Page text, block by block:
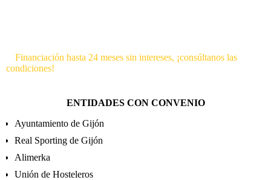
Financiación hasta 24 meses sin intereses, ¡consúltanos las
condiciones!
ENTIDADES CON CONVENIO
Ayuntamiento de Gijón
Real Sporting de Gijón
Alimerka
Unión de Hosteleros